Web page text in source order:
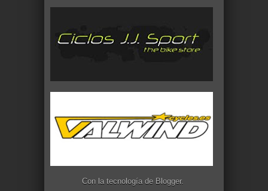
Con la tecnología de Blogger.